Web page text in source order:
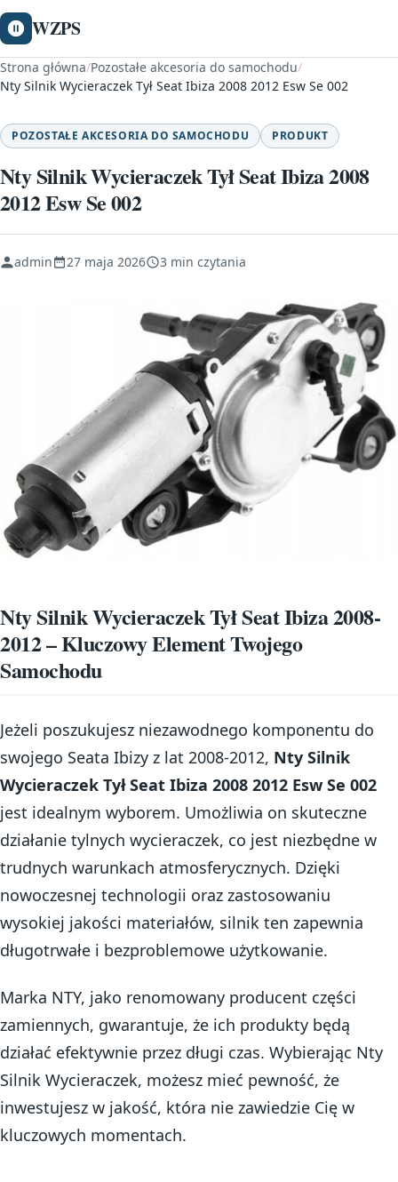
WZPS
Strona główna/Pozostałe akcesoria do samochodu/
Nty Silnik Wycieraczek Tył Seat Ibiza 2008 2012 Esw Se 002
POZOSTAŁE AKCESORIA DO SAMOCHODU PRODUKT
Nty Silnik Wycieraczek Tył Seat Ibiza 2008
2012 Esw Se 002
admin 27 maja 2026 3 min czytania
Nty Silnik Wycieraczek Tył Seat Ibiza 2008-
2012 – Kluczowy Element Twojego
Samochodu
Jeżeli poszukujesz niezawodnego komponentu do
swojego Seata Ibizy z lat 2008-2012, Nty Silnik
Wycieraczek Tył Seat Ibiza 2008 2012 Esw Se 002
jest idealnym wyborem. Umożliwia on skuteczne
działanie tylnych wycieraczek, co jest niezbędne w
trudnych warunkach atmosferycznych. Dzięki
nowoczesnej technologii oraz zastosowaniu
wysokiej jakości materiałów, silnik ten zapewnia
długotrwałe i bezproblemowe użytkowanie.
Marka NTY, jako renomowany producent części
zamiennych, gwarantuje, że ich produkty będą
działać efektywnie przez długi czas. Wybierając Nty
Silnik Wycieraczek, możesz mieć pewność, że
inwestujesz w jakość, która nie zawiedzie Cię w
kluczowych momentach.